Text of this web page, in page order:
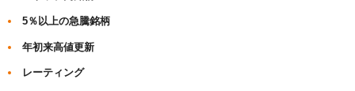
5％以上の急騰銘柄
年初来高値更新
レーティング